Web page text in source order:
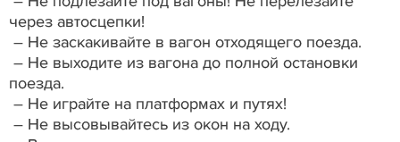
через автосцепки!
– Не заскакивайте в вагон отходящего поезда.
– Не выходите из вагона до полной остановки
поезда.
– Не играйте на платформах и путях!
– Не высовывайтесь из окон на ходу.